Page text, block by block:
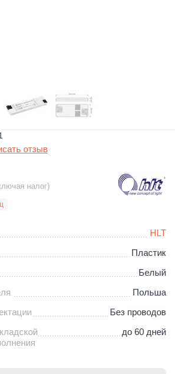
отзыв
налог)
HLT
Пластик
Белый
Польша
Без проводов
до 60 дней